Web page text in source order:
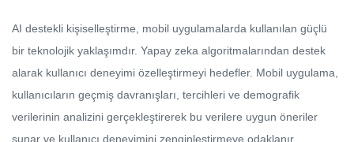
AI destekli kişiselleştirme, mobil uygulamalarda kullanılan güçlü
bir teknolojik yaklaşımdır. Yapay zeka algoritmalarından destek
alarak kullanıcı deneyimi özelleştirmeyi hedefler. Mobil uygulama,
kullanıcıların geçmiş davranışları, tercihleri ve demografik
verilerinin analizini gerçekleştirerek bu verilere uygun öneriler
sunar ve kullanıcı deneyimini zenginleştirmeye odaklanır.